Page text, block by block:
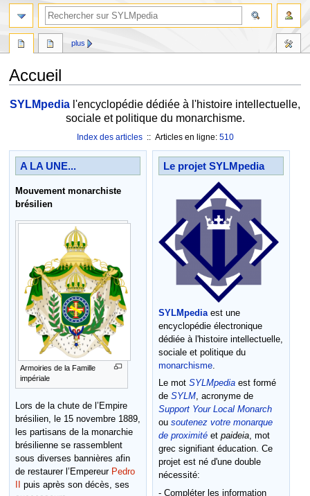
Accueil
Aller
Aller
SYLMpedia l'encyclopédie dédiée à l'histoire intellectuelle,
sociale et politique du monarchisme.
Index des articles:: Articles en ligne: 510
A LA UNE...
Mouvement monarchiste
brésilien
Armoiries de la Famille
impériale
Lors de la chute de l’Empire
brésilien, le 15 novembre 1889,
les partisans de la monarchie
brésilienne se rassemblent
sous diverses bannières afin
de restaurer l’Empereur Pedro
puis après son décès, ses
Le projet SYLMpedia
SYLMpediaest une
encyclopédie électronique
dédiée à l'histoire intellectuelle,
sociale et politique du
monarchisme.
Le mot SYLMpediaest formé
de SYLM, acronyme de
Support Your Local Monarch
ou soutenez votre monarque
de proximitéet paideia, mot
grec signifiant éducation. Ce
projet est né d'une double
nécessité:
- Compléter les information
plus